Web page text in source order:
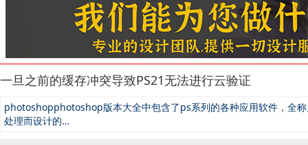
一旦之前的缓存冲突导致PS21无法进行云验证
photoshopphotoshop版本大全中包含了ps系列的各种应用软件，全
处理而设计的…